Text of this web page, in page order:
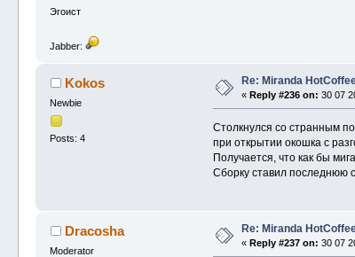
Эгоист
Jabber:
Kokos
Newbie
Posts: 4
Re: Miranda
«Reply #236 on: 30 07
Столкнулся со странным
при открытии окошка с
Получается, что как бы
Сборку ставил последнюю
Dracosha
Moderator
Re: Miranda
«Reply #237 on: 30 07